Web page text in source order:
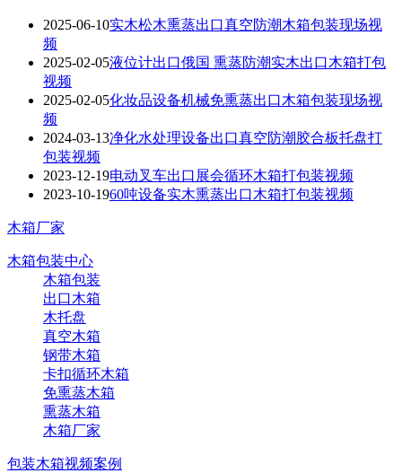
2025-06-10实木松木熏蒸出口真空防潮木箱包装现场视
频
2025-02-05液位计出口俄国 熏蒸防潮实木出口木箱打包
视频
2025-02-05化妆品设备机械免熏蒸出口木箱包装现场视
频
2024-03-13净化水处理设备出口真空防潮胶合板托盘打
包装视频
2023-12-19电动叉车出口展会循环木箱打包装视频
2023-10-1960吨设备实木熏蒸出口木箱打包装视频
木箱厂家
木箱包装中心
木箱包装
出口木箱
木托盘
真空木箱
钢带木箱
卡扣循环木箱
免熏蒸木箱
熏蒸木箱
木箱厂家
包装木箱视频案例